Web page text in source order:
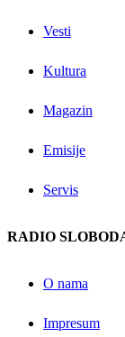
Vesti
Kultura
Magazin
Emisije
Servis
RADIO
O nama
Impresum